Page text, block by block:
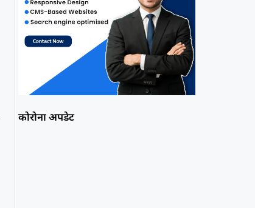
कोरोना अपडेट